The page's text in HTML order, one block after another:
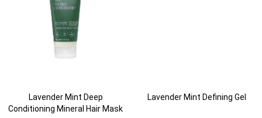
Lavender Mint Deep
Conditioning Mineral Hair Mask
Lavender Mint Defining Gel